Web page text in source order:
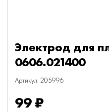
Электрод для
0606.021400
Артикул: 205996
99 ₽